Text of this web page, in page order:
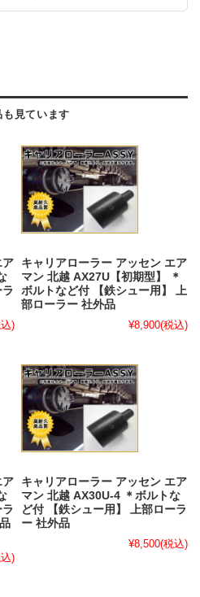
見ています
ア
)
キャリアローラー アッセン エア
マン 北越 AX27U【初期型】 ＊
ボルトなど付 【鉄シュー用】 上
部ローラー 社外品
¥8,900(税込)
ア
)
キャリアローラー アッセン エア
マン 北越 AX30U-4 ＊ボルトな
ど付 【鉄シュー用】 上部ローラ
ー 社外品
¥8,500(税込)